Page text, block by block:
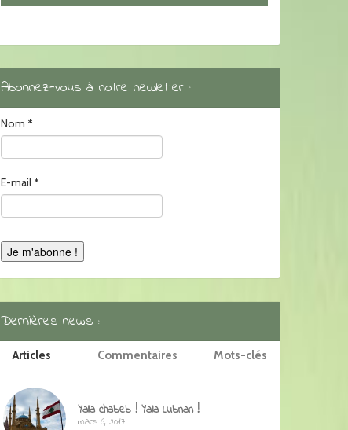
Abonnez-vous à notre newletter :
Nom *
E-mail *
Dernières news :
Articles Commentaires Mots-clés
Yalla chabeb ! Yalla Lubnan !
mars 6, 2017